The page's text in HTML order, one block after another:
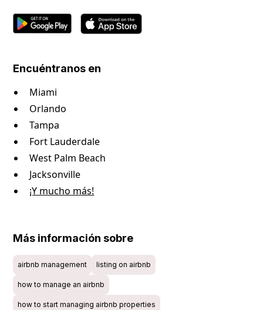
Encuéntranos en
Miami
Orlando
Tampa
Fort Lauderdale
West Palm Beach
Jacksonville
¡Y mucho más!
Más información sobre
airbnb management listing on airbnb
how to manage an airbnb
how to start managing airbnb properties